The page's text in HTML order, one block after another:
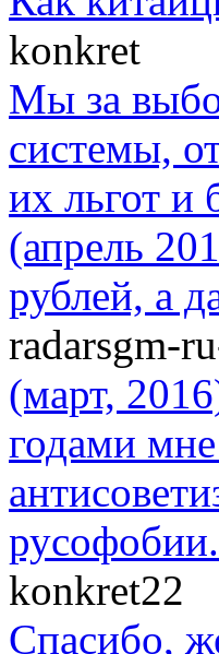
konkret
Мы за
системы,
их льгот и
(апрель
рублей, а
radarsgm-
(март,
годами
konkret22
Спасибо,